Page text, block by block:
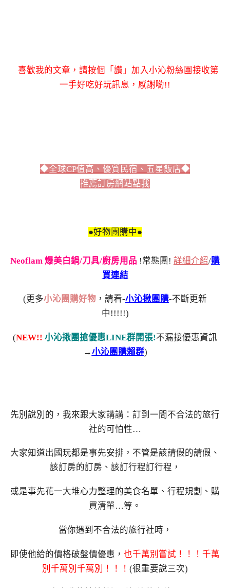
喜歡我的文章，請按個「讚」加入小沁粉絲團接收第
一手好吃好玩訊息，感謝喲!!
◆全球CP值高、優質民宿、五星飯店◆
推薦訂房網站點我
●好物團購中●
Neoflam 爆美白鍋/刀具/廚房用品 !常態團! 詳細介紹/購
買連結
(更多小沁團購好物 ，請看-小沁揪團購-不斷更新
中!!!!!)
(NEW!! 小沁揪團搶優惠LINE群開張!不漏接優惠資訊
→小沁團購賴群)
先別說別的，我來跟大家講講：訂到一間不合法的旅行
社的可怕性…
大家知道出國玩都是事先安排，不管是該請假的請假、
該訂房的訂房、該訂行程訂行程，
或是事先花一大堆心力整理的美食名單、行程規劃、購
買清單…等。
當你遇到不合法的旅行社時，
即使他給的價格破盤價優惠， 也千萬別嘗試！！！千萬
別千萬別千萬別！！！ (很重要說三次)